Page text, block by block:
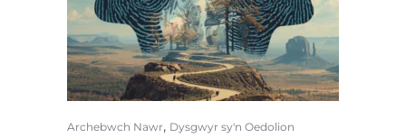
Archebwch Nawr, Dysgwyr sy'n Oedolion